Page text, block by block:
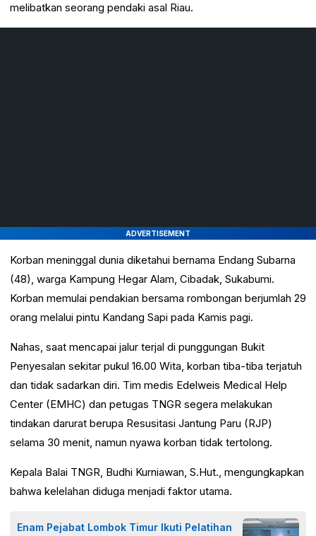
melibatkan seorang pendaki asal Riau.
ADVERTISEMENT
Korban meninggal dunia diketahui bernama Endang Subarna
(48), warga Kampung Hegar Alam, Cibadak, Sukabumi.
Korban memulai pendakian bersama rombongan berjumlah 29
orang melalui pintu Kandang Sapi pada Kamis pagi.
Nahas, saat mencapai jalur terjal di punggungan Bukit
Penyesalan sekitar pukul 16.00 Wita, korban tiba-tiba terjatuh
dan tidak sadarkan diri. Tim medis Edelweis Medical Help
Center (EMHC) dan petugas TNGR segera melakukan
tindakan darurat berupa Resusitasi Jantung Paru (RJP)
selama 30 menit, namun nyawa korban tidak tertolong.
Kepala Balai TNGR, Budhi Kurniawan, S.Hut., mengungkapkan
bahwa kelelahan diduga menjadi faktor utama.
Enam Pejabat Lombok Timur Ikuti Pelatihan